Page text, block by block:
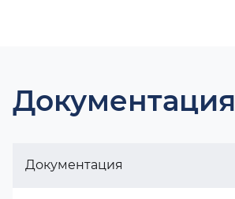
Документация
Документация